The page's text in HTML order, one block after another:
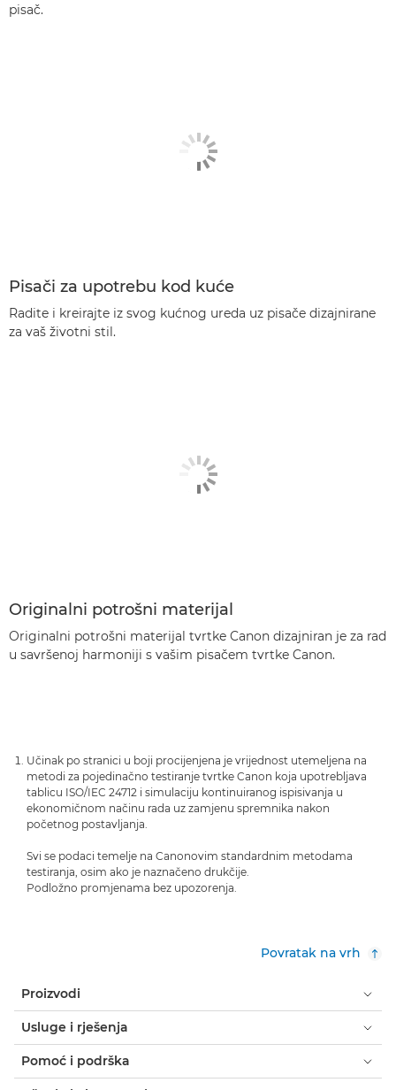
pisač.
Pisači za upotrebu kod kuće
Radite i kreirajte iz svog kućnog ureda uz pisače dizajnirane
za vaš životni stil.
Originalni potrošni materijal
Originalni potrošni materijal tvrtke Canon dizajniran je za rad
u savršenoj harmoniji s vašim pisačem tvrtke Canon.
Učinak po stranici u boji procijenjena je vrijednost utemeljena na
metodi za pojedinačno testiranje tvrtke Canon koja upotrebljava
tablicu ISO/IEC 24712 i simulaciju kontinuiranog ispisivanja u
ekonomičnom načinu rada uz zamjenu spremnika nakon
početnog postavljanja.
Svi se podaci temelje na Canonovim standardnim metodama
testiranja, osim ako je naznačeno drukčije.
Podložno promjenama bez upozorenja.
Povratak na vrh
Proizvodi
Usluge i rješenja
Pomoć i podrška